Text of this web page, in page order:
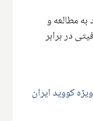
مطالعه و
در برابر
کووید ایران